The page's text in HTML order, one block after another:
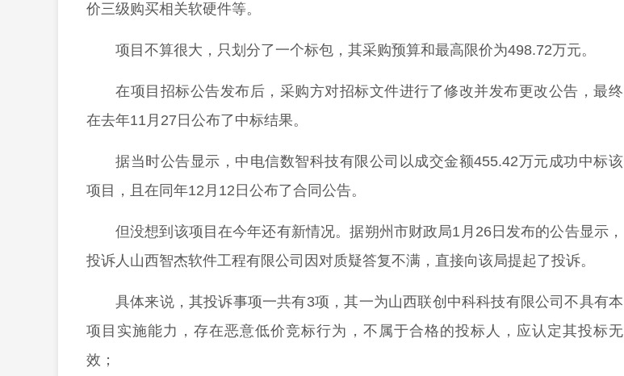
价三级购买相关软硬件等。
项目不算很大，只划分了一个标包，其采购预算和最高限价为498.72万元。
在项目招标公告发布后，采购方对招标文件进行了修改并发布更改公告，最终
在去年11月27日公布了中标结果。
据当时公告显示，中电信数智科技有限公司以成交金额455.42万元成功中标该
项目，且在同年12月12日公布了合同公告。
但没想到该项目在今年还有新情况。据朔州市财政局1月26日发布的公告显示，
投诉人山西智杰软件工程有限公司因对质疑答复不满，直接向该局提起了投诉。
具体来说，其投诉事项一共有3项，其一为山西联创中科科技有限公司不具有本
项目实施能力，存在恶意低价竞标行为，不属于合格的投标人，应认定其投标无
效；